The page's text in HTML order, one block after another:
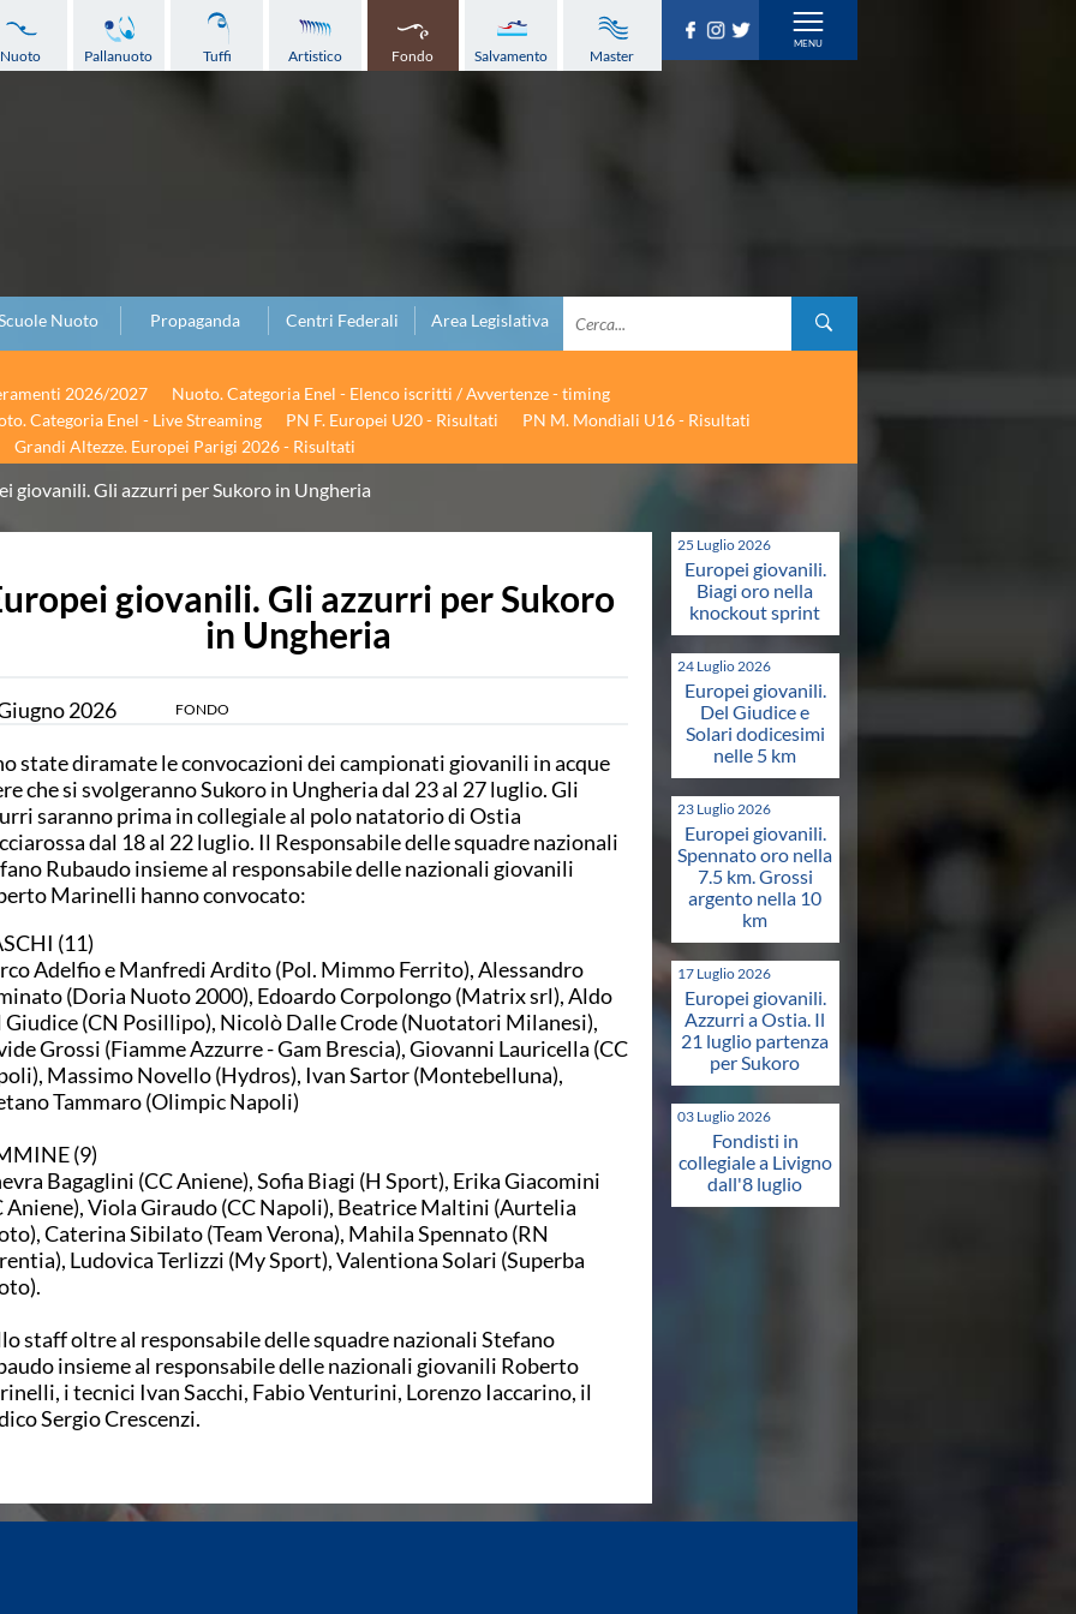
Nuoto Pallanuoto Tuffi Artistico Fondo Salvamento Master
Nuoto Propaganda Centri Federali Area Legislativa
2026/2027
Nuoto. Categoria Enel - Elenco iscritti / Avvertenze - timing
Categoria Enel - Live Streaming PN F. Europei U20 - Risultati
PN M. Mondiali U16 - Risultati
Grandi Altezze. Europei Parigi 2026 - Risultati
giovanili. Gli azzurri per Sukoro in Ungheria
giovanili. Gli azzurri per Sukoro
in Ungheria
2026 FONDO
state diramate le convocazioni dei campionati giovanili in acque
che si svolgeranno Sukoro in Ungheria dal 23 al 27 luglio. Gli
saranno prima in collegiale al polo natatorio di Ostia
dal 18 al 22 luglio. Il Responsabile delle squadre nazionali
Rubaudo insieme al responsabile delle nazionali giovanili
Marinelli hanno convocato:
(11)
Adelfio e Manfredi Ardito (Pol. Mimmo Ferrito), Alessandro
(Doria Nuoto 2000), Edoardo Corpolongo (Matrix srl), Aldo
Giudice (CN Posillipo), Nicolò Dalle Crode (Nuotatori Milanesi),
Grossi (Fiamme Azzurre - Gam Brescia), Giovanni Lauricella (CC
Massimo Novello (Hydros), Ivan Sartor (Montebelluna),
Tammaro (Olimpic Napoli)
(9)
Bagaglini (CC Aniene), Sofia Biagi (H Sport), Erika Giacomini
Aniene), Viola Giraudo (CC Napoli), Beatrice Maltini (Aurtelia
Caterina Sibilato (Team Verona), Mahila Spennato (RN
Ludovica Terlizzi (My Sport), Valentiona Solari (Superba
staff oltre al responsabile delle squadre nazionali Stefano
insieme al responsabile delle nazionali giovanili Roberto
i tecnici Ivan Sacchi, Fabio Venturini, Lorenzo Iaccarino, il
Sergio Crescenzi.
25 Luglio 2026
Europei giovanili.
Biagi oro nella
knockout sprint
24 Luglio 2026
Europei giovanili.
Del Giudice e
Solari dodicesimi
nelle 5 km
23 Luglio 2026
Europei giovanili.
Spennato oro nella
7.5 km. Grossi
argento nella 10
km
17 Luglio 2026
Europei giovanili.
Azzurri a Ostia. Il
21 luglio partenza
per Sukoro
03 Luglio 2026
Fondisti in
collegiale a Livigno
dall'8 luglio